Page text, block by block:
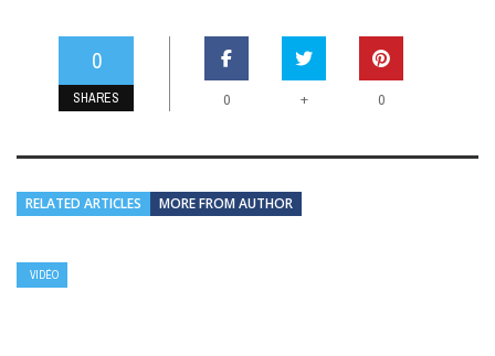
0
SHARES 0 + 0
RELATED ARTICLES MORE FROM AUTHOR
VIDÉO